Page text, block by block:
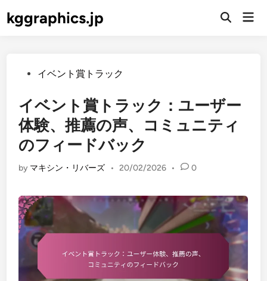
tokggraphics.jp
Open
Postedイベント賞トラック
イベント賞トラック：ユーザー
体験、推薦の声、コミュニティ
のフィードバック
by マキシン・リバーズ • 20/02/2026 • 0